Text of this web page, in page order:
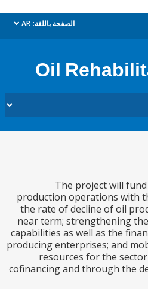
الصفحة باللغة: AR
dropdown
Oil
The project
production
the rate of decline of
near term;
capabilities as well as
producing enterprises;
resources for
cofinancing and